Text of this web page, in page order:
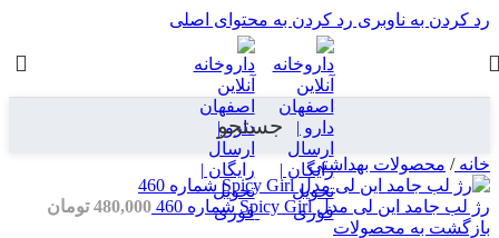
رد کردن به ناوبری رد کردن به محتوای اصلی
جستجو
خانه / محصولات بهداشتی
رژ لب جامد این لی مدل Spicy Girl شماره 460 480,000 تومان
بازگشت به محصولات